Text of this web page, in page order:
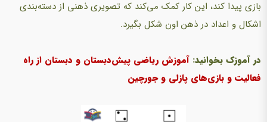
بازی پیدا کند، این کار کمک می‌کند که تصویری ذهنی از دسته‌بندی
اشکال و اعداد در ذهن اون شکل بگیرد.
در آموزک بخوانید: آموزش ریاضی پیش‌دبستان و دبستان از راه
فعالیت و بازی‌های پازلی و جورچین